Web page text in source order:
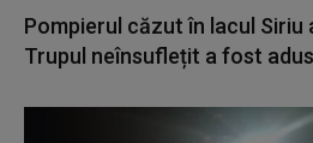
Pompierul căzut în lacul
Trupul neînsuflețit a fost